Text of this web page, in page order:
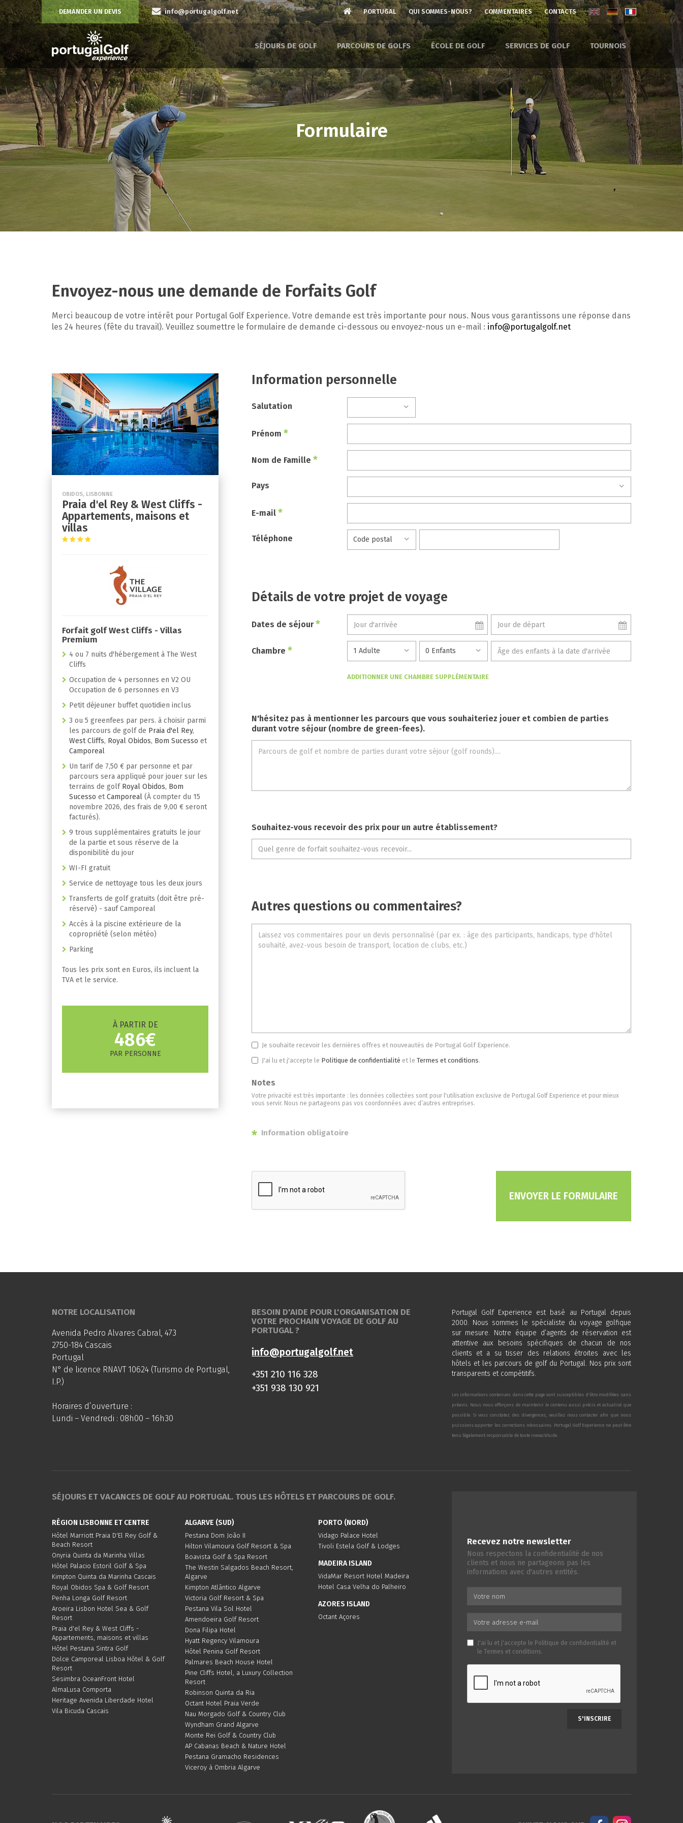
DEMANDER UN DEVIS info@portugalgolf.net PORTUGAL QUI SOMMES-NOUS? COMMENTAIRES CONTACTS
SÉJOURS DE GOLF PARCOURS DE GOLFS ÉCOLE DE GOLF SERVICES DE GOLF TOURNOIS
Formulaire
Envoyez-nous une demande de Forfaits Golf
Merci beaucoup de votre intérêt pour Portugal Golf Experience. Votre demande est très importante pour nous. Nous vous garantissons une réponse dans
les 24 heures (fête du travail). Veuillez soumettre le formulaire de demande ci-dessous ou envoyez-nous un e-mail : info@portugalgolf.net
OBIDOS, LISBONNE
Praia d'el Rey & West Cliffs -
Appartements, maisons et
villas
Forfait golf West Cliffs - Villas
Premium
4 ou 7 nuits d'hébergement à The West
Cliffs
Occupation de 4 personnes en V2 OU
Occupation de 6 personnes en V3
Petit déjeuner buffet quotidien inclus
3 ou 5 greenfees par pers. à choisir parmi
les parcours de golf de Praia d'el Rey,
West Cliffs, Royal Obidos, Bom Sucesso et
Camporeal
Un tarif de 7,50 € par personne et par
parcours sera appliqué pour jouer sur les
terrains de golf Royal Obidos, Bom
Sucesso etCamporeal (À compter du 15
novembre 2026, des frais de 9,00 € seront
facturés).
9 trous supplémentaires gratuits le jour
de la partie et sous réserve de la
disponibilité du jour
WI-FI gratuit
Service de nettoyage tous les deux jours
Transferts de golf gratuits (doit être pré-
réservé) - sauf Camporeal
Accès à la piscine extérieure de la
copropriété (selon météo)
Parking
Tous les prix sont en Euros, ils incluent la
TVA et le service.
À PARTIR DE
486€
PAR PERSONNE
Information personnelle
Salutation
Prénom*
Nom de Famille*
Pays
E-mail*
Téléphone
Détails de votre projet de voyage
Dates de séjour*
Chambre*
ADDITIONNER UNE CHAMBRE SUPPLÉMENTAIRE
N'hésitez pas à mentionner les parcours que vous souhaiteriez jouer et combien de parties
durant votre séjour (nombre de green-fees).
Souhaitez-vous recevoir des prix pour un autre établissement?
Autres questions ou commentaires?
Je souhaite recevoir les dernières offres et nouveautés de Portugal Golf Experience.
J'ai lu et j'accepte le Politique de confidentialité et leTermes et conditions.
Notes
Votre privacité est très importante : les données collectées sont pour l'utilisation exclusive de Portugal Golf Experience et pour mieux
vous servir. Nous ne partageons pas vos coordonnées avec d’autres entreprises.
* Information obligatoire
ENVOYER LE FORMULAIRE
NOTRE LOCALISATION
Avenida Pedro Alvares Cabral, 473
2750-184 Cascais
Portugal
N° de licence RNAVT 10624 (Turismo de Portugal,
I.P.)
Horaires d’ouverture :
Lundi – Vendredi : 08h00 – 16h30
BESOIN D'AIDE POUR L'ORGANISATION DE
VOTRE PROCHAIN VOYAGE DE GOLF AU
PORTUGAL ?
info@portugalgolf.net
+351 210 116 328
+351 938 130 921
Portugal Golf Experience est basé au Portugal depuis
2000. Nous sommes le spécialiste du voyage golfique
sur mesure. Notre équipe d’agents de réservation est
attentive aux besoins spécifiques de chacun de nos
clients et a su tisser des relations étroites avec les
hôtels et les parcours de golf du Portugal. Nos prix sont
transparents et compétitifs.
Les informations contenues dans cette page sont susceptibles d'être modifiées sans
préavis. Nous nous efforçons de maintenir le contenu aussi précis et actualisé que
possible. Si vous constatez des divergences, veuillez nous contacter afin que nous
puissions apporter les corrections nécessaires. Portugal Golf Experience ne peut être
tenu légalement responsable de toute inexactitude.
SÉJOURS ET VACANCES DE GOLF AU PORTUGAL. TOUS LES HÔTELS ET PARCOURS DE GOLF.
RÉGION LISBONNE ET CENTRE
Hôtel Marriott Praia D'El Rey Golf &
Beach Resort
Onyria Quinta da Marinha Villas
Hôtel Palacio Estoril Golf & Spa
Kimpton Quinta da Marinha Cascais
Royal Obidos Spa & Golf Resort
Penha Longa Golf Resort
Aroeira Lisbon Hotel Sea & Golf
Resort
Praia d'el Rey & West Cliffs -
Appartements, maisons et villas
Hôtel Pestana Sintra Golf
Dolce Camporeal Lisboa Hôtel & Golf
Resort
Sesimbra OceanFront Hotel
AlmaLusa Comporta
Heritage Avenida Liberdade Hotel
Vila Bicuda Cascais
ALGARVE (SUD)
Pestana Dom João II
Hilton Vilamoura Golf Resort & Spa
Boavista Golf & Spa Resort
The Westin Salgados Beach Resort,
Algarve
Kimpton Atlântico Algarve
Victoria Golf Resort & Spa
Pestana Vila Sol Hotel
Amendoeira Golf Resort
Dona Filipa Hotel
Hyatt Regency Vilamoura
Hôtel Penina Golf Resort
Palmares Beach House Hotel
Pine Cliffs Hotel, a Luxury Collection
Resort
Robinson Quinta da Ria
Octant Hotel Praia Verde
Nau Morgado Golf & Country Club
Wyndham Grand Algarve
Monte Rei Golf & Country Club
AP Cabanas Beach & Nature Hotel
Pestana Gramacho Residences
Viceroy à Ombria Algarve
PORTO (NORD)
Vidago Palace Hotel
Tivoli Estela Golf & Lodges
MADEIRA ISLAND
VidaMar Resort Hotel Madeira
Hotel Casa Velha do Palheiro
AZORES ISLAND
Octant Açores
Recevez notre newsletter
Nous respectons la confidentialité de nos
clients et nous ne partageons pas les
informations avec d'autres entités.
J'ai lu et j'accepte le Politique de confidentialité et
le Termes et conditions.
S'INSCRIRE